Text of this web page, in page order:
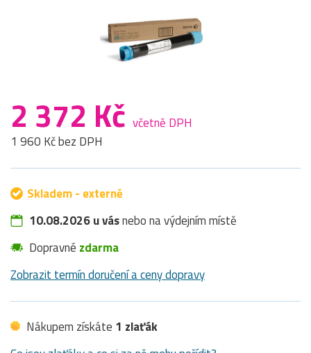
2 372 Kč včetně DPH
1 960 Kč bez DPH
Skladem - externě
10.08.2026 u vásnebo na výdejním místě
Dopravné zdarma
Zobrazit termín doručení a ceny dopravy
Nákupem získáte 1 zlaťák